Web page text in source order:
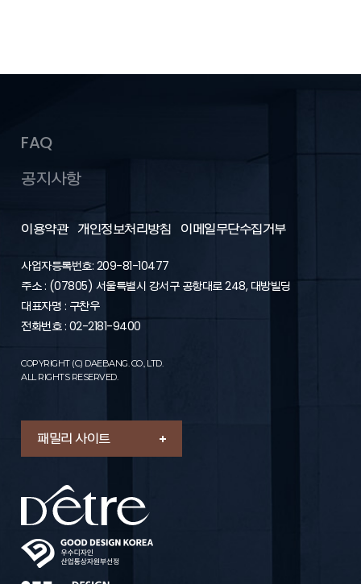
FAQ
공지사항
이용약관 개인정보처리방침 이메일무단수집거부
사업자등록번호: 209-81-10477
주소 : (07805) 서울특별시 강서구 공항대로 248, 대방빌딩
대표자명 : 구찬우
전화번호 : 02-2181-9400
COPYRIGHT (C) DAEBANG. CO., LTD.
ALL RIGHTS RESERVED.
패밀리 사이트